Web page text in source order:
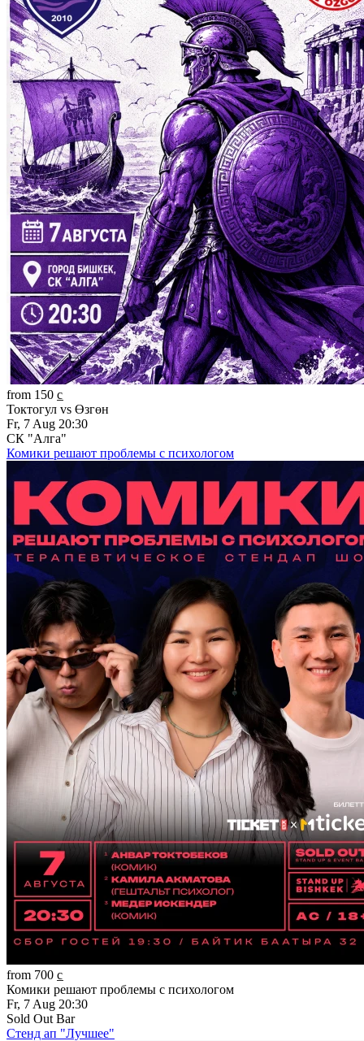
from 150 c̲
Токтогул vs Өзгөн
Fr, 7 Aug 20:30
СК "Алга"
Комики решают проблемы с психологом
from 700 c̲
Комики решают проблемы с психологом
Fr, 7 Aug 20:30
Sold Out Bar
Стенд ап "Лучшее"